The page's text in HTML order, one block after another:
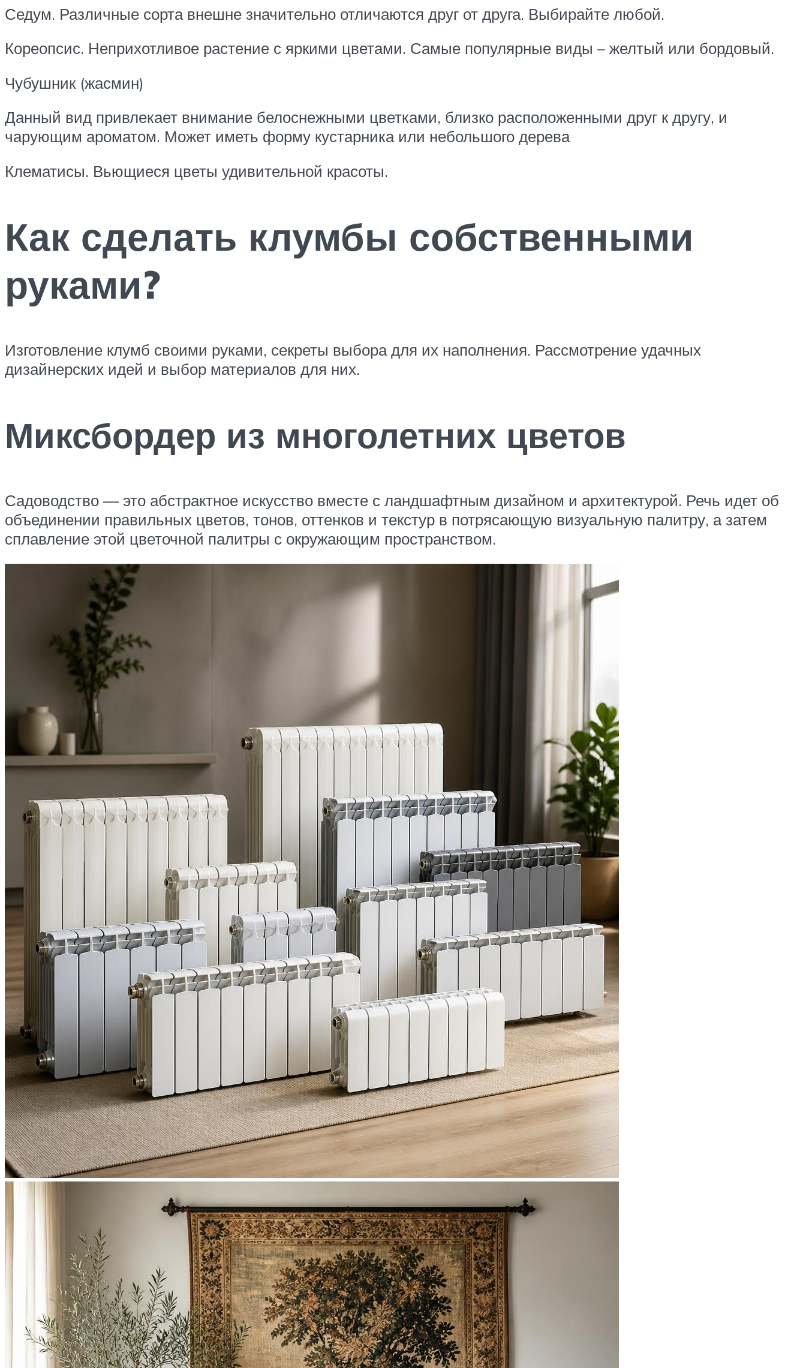
Седум. Различные сорта внешне значительно отличаются друг от друга. Выбирайте любой.
Кореопсис. Неприхотливое растение с яркими цветами. Самые популярные виды – желтый или бордовый.
Чубушник (жасмин)
Данный вид привлекает внимание белоснежными цветками, близко расположенными друг к другу, и
чарующим ароматом. Может иметь форму кустарника или небольшого дерева
Клематисы. Вьющиеся цветы удивительной красоты.
Как сделать клумбы собственными
руками?
Изготовление клумб своими руками, секреты выбора для их наполнения. Рассмотрение удачных
дизайнерских идей и выбор материалов для них.
Миксбордер из многолетних цветов
Садоводство — это абстрактное искусство вместе с ландшафтным дизайном и архитектурой. Речь идет об
объединении правильных цветов, тонов, оттенков и текстур в потрясающую визуальную палитру, а затем
сплавление этой цветочной палитры с окружающим пространством.